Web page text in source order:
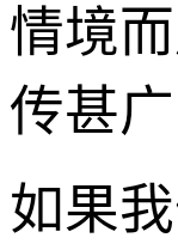
情境
传甚
如果